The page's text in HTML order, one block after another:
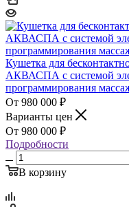
Кушетка для
АКВАСПА с системой
программирования
980 000 ₽
Варианты цен
980 000 ₽
Подробности
В корзину